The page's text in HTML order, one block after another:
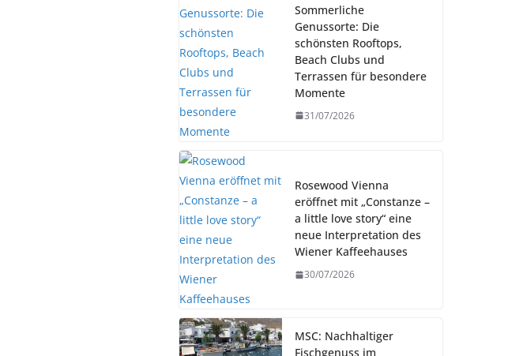
Sommerliche
Genussorte: Die
schönsten Rooftops,
Beach Clubs und
Terrassen für besondere
Momente
31/07/2026
Rosewood Vienna
eröffnet mit „Constanze –
a little love story“ eine
neue Interpretation des
Wiener Kaffeehauses
30/07/2026
MSC: Nachhaltiger
Fischgenuss im